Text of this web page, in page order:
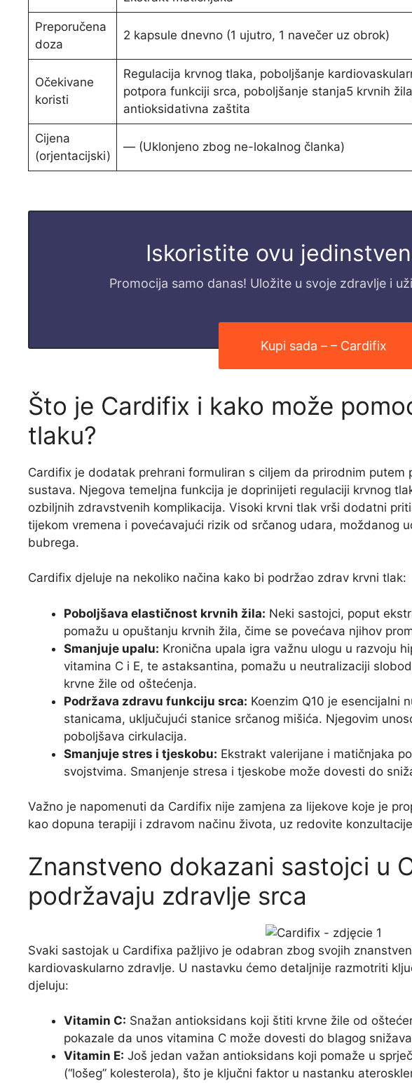
Preporučena
doza
2 kapsule dnevno (1 ujutro, 1 navečer uz obrok)
Očekivane
koristi
Regulacija krvnog tlaka, poboljšanje
potpora funkciji srca, poboljšanje stanja5 krvnih
antioksidativna zaštita
Cijena
(orjentacijski)
— (Uklonjeno zbog ne-lokalnog članka)
Iskoristite ovu
Promocija samo danas! Uložite u svoje zdravlje i
Kupi sada – – Cardifix
Što je Cardifix i kako može
tlaku?
Cardifix je dodatak prehrani formuliran s ciljem da prirodnim putem
sustava. Njegova temeljna funkcija je doprinijeti regulaciji krvnog
ozbiljnih zdravstvenih komplikacija. Visoki krvni tlak vrši dodatni
tijekom vremena i povećavajući rizik od srčanog udara, moždanog
bubrega.
Cardifix djeluje na nekoliko načina kako bi podržao zdrav krvni tlak:
Poboljšava elastičnost krvnih žila: Neki sastojci, poput
pomažu u opuštanju krvnih žila, čime se povećava njihov
Smanjuje upalu: Kronična upala igra važnu ulogu u razvoju
vitamina C i E, te astaksantina, pomažu u neutralizaciji
krvne žile od oštećenja.
Podržava zdravu funkciju srca: Koenzim Q10 je esencijalni
stanicama, uključujući stanice srčanog mišića. Njegovim
poboljšava cirkulacija.
Smanjuje stres i tjeskobu: Ekstrakt valerijane i matičnjaka
svojstvima. Smanjenje stresa i tjeskobe može dovesti do
Važno je napomenuti da Cardifix nije zamjena za lijekove koje je
kao dopuna terapiji i zdravom načinu života, uz redovite
Znanstveno dokazani sastojci u
podržavaju zdravlje srca
Svaki sastojak u Cardifixa pažljivo je odabran zbog svojih
kardiovaskularno zdravlje. U nastavku ćemo detaljnije razmotriti
djeluju:
Vitamin C: Snažan antioksidans koji štiti krvne žile od
pokazale da unos vitamina C može dovesti do blagog
Vitamin E: Još jedan važan antioksidans koji pomaže u
(“lošeg” kolesterola), što je ključni faktor u nastanku